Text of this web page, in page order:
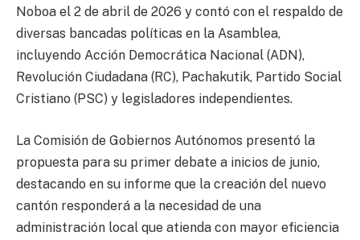
Noboa el 2 de abril de 2026 y contó con el respaldo de
diversas bancadas políticas en la Asamblea,
incluyendo Acción Democrática Nacional (ADN),
Revolución Ciudadana (RC), Pachakutik, Partido Social
Cristiano (PSC) y legisladores independientes.
La Comisión de Gobiernos Autónomos presentó la
propuesta para su primer debate a inicios de junio,
destacando en su informe que la creación del nuevo
cantón responderá a la necesidad de una
administración local que atienda con mayor eficiencia